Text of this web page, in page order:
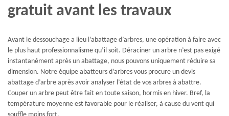
gratuit avant les travaux
Avant le dessouchage a lieu l’abattage d’arbres, une opération à faire avec
le plus haut professionnalisme qu’il soit. Déraciner un arbre n’est pas exigé
instantanément après un abattage, nous pouvons uniquement réduire sa
dimension. Notre équipe abatteurs d’arbres vous procure un devis
abattage d’arbre après avoir analyser l’état de vos arbres à abattre.
Couper un arbre peut être fait en toute saison, hormis en hiver. Bref, la
température moyenne est favorable pour le réaliser, à cause du vent qui